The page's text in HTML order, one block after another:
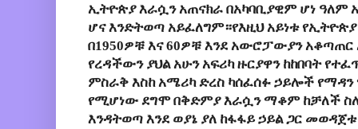
ኢትዮጵያ እራሷን አጠናክራ በአካባቢያዊም ሆነ ዓለም
ሆና እንድትወጣ አይፈለግም።የእዚህ አይነቱ
በ1950ዎቹ እና 60ዎቹ እንደ አውሮፓውያን
የረዳችውን ያህል አሁን አፍሪካ ዙርያዋን ከከበባት
ምስራቅ እስከ አሜሪካ ድረስ ካሰፈሰፉ ኃይሎች
የሚሆነው ደግሞ በቅድምያ እራሷን ማቆም ከቻለች
እንዳትወጣ እንደ ወያኔ ያለ ከፋፋይ ኃይል ጋር መወዳጀቱ